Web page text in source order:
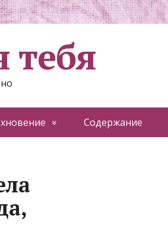
тебя
Содержание